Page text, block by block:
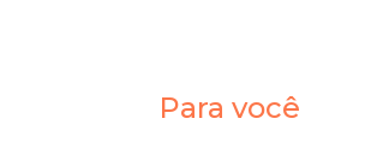
Para você